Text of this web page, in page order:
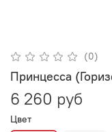
(0)
Принцесса
6 260 руб
Цвет